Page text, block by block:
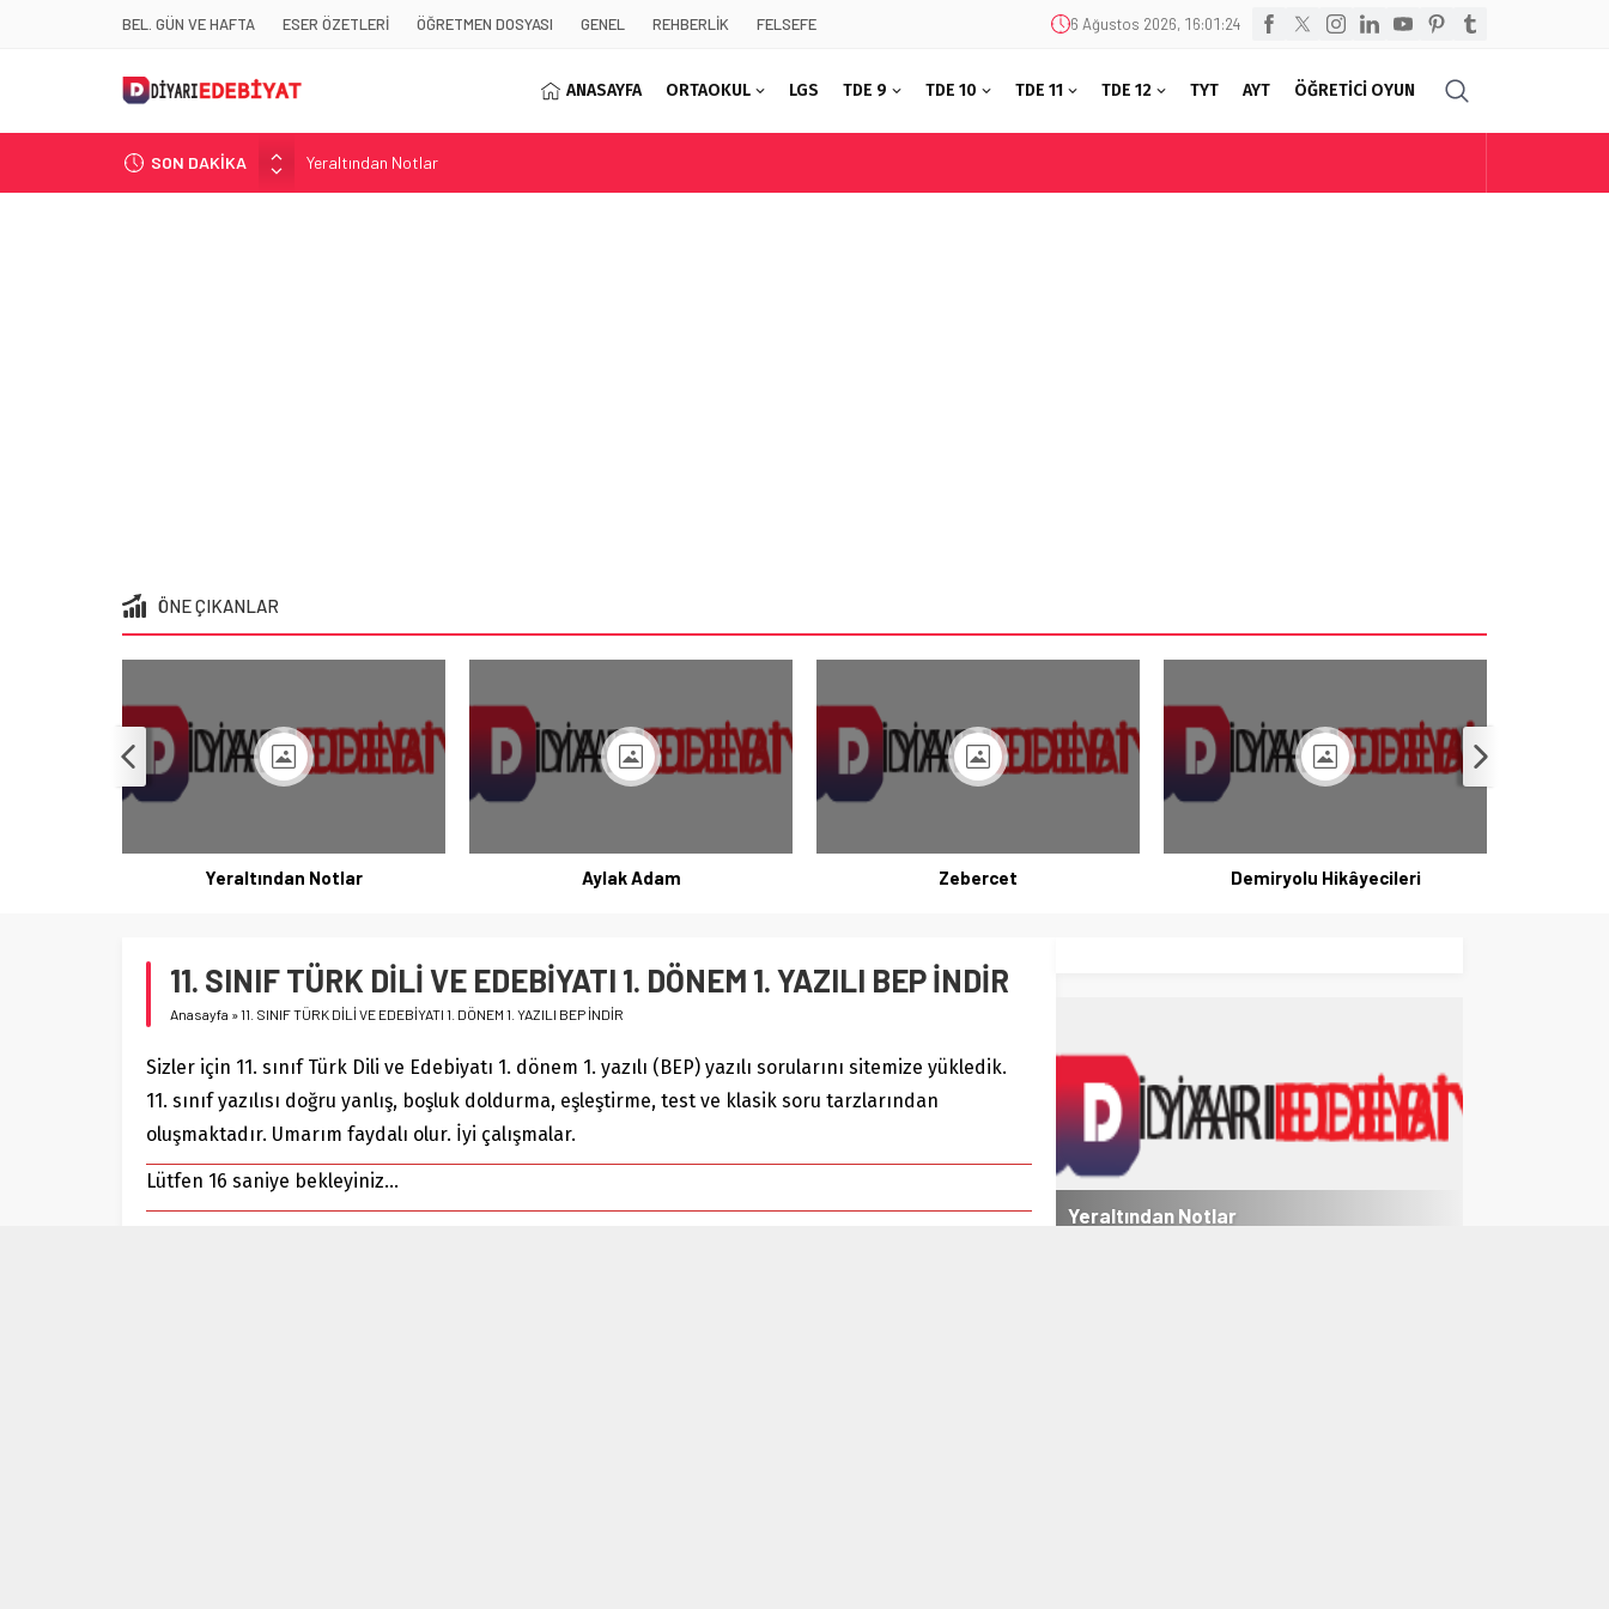
BEL. GÜN VE HAFTA ESER ÖZETLERİ ÖĞRETMEN DOSYASI GENEL REHBERLİK FELSEFE 6 Ağustos 2026, 16:01:24
ANASAYFA ORTAOKUL LGS TDE 9 TDE 10 TDE 11 TDE 12 TYT AYT ÖĞRETİCİ OYUN
SON DAKİKA
Yeraltından Notlar
Aylak Adam
ÖNE ÇIKANLAR
Yeraltından Notlar Aylak Adam Zebercet Demiryolu Hikâyecileri
11. SINIF TÜRK DİLİ VE EDEBİYATI 1. DÖNEM 1. YAZILI BEP İNDİR
Anasayfa »11. SINIF TÜRK DİLİ VE EDEBİYATI 1. DÖNEM 1. YAZILI BEP İNDİR
Sizler için 11. sınıf Türk Dili ve Edebiyatı 1. dönem 1. yazılı (BEP) yazılı sorularını sitemize yükledik.
11. sınıf yazılısı doğru yanlış, boşluk doldurma, eşleştirme, test ve klasik soru tarzlarından
oluşmaktadır. Umarım faydalı olur. İyi çalışmalar.
Lütfen 16 saniye bekleyiniz...
Demiryolu Hikâyecileri Korkuyu Beklerken Yeraltından Notlar